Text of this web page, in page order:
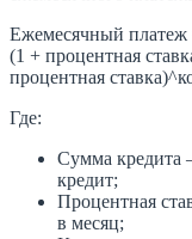
Ежемесячный платеж
(1 + процентная
процентная
Где:
Сумма кредита
кредит;
Процентная
в месяц;